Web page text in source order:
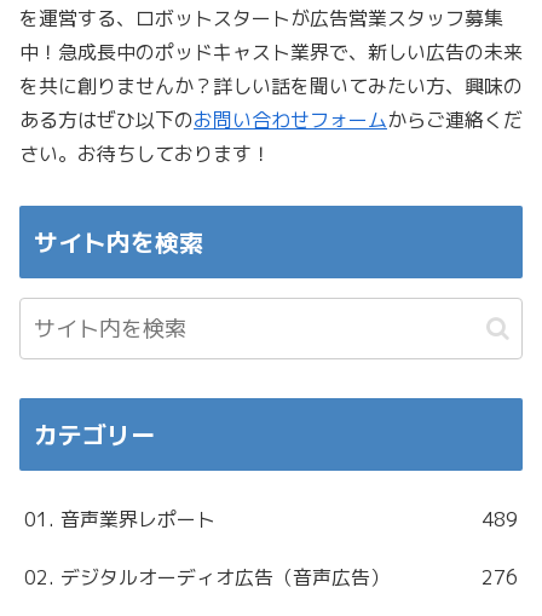
を運営する、ロボットスタートが広告営業スタッフ募集
中！急成長中のポッドキャスト業界で、新しい広告の未来
を共に創りませんか？詳しい話を聞いてみたい方、興味の
ある方はぜひ以下のお問い合わせフォームからご連絡くだ
さい。お待ちしております！
サイト内を検索
カテゴリー
01. 音声業界レポート 489
02. デジタルオーディオ広告（音声広告） 276